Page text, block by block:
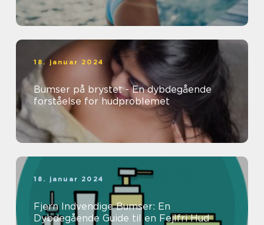
18. januar 2024
Bumser på brystet - En dybdegående
forståelse for hudproblemet
18. januar 2024
Fjern Indvendige Bumser: En
Dybdegående Guide til en Fejlfri Hud